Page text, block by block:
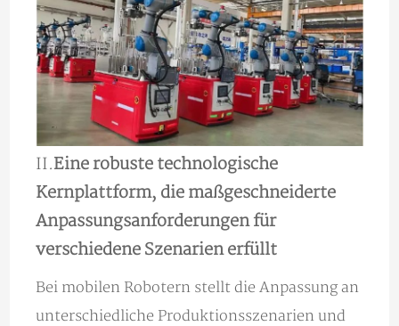
II.Eine robuste technologische
Kernplattform, die maßgeschneiderte
Anpassungsanforderungen für
verschiedene Szenarien erfüllt
Bei mobilen Robotern stellt die Anpassung an
unterschiedliche Produktionsszenarien und